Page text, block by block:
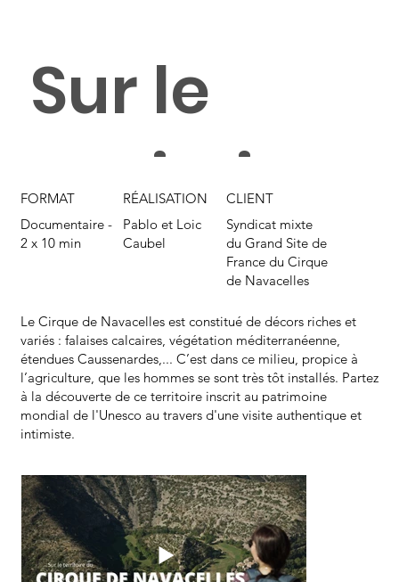
Sur le
territoire
du Cirque
de
Navacell
es.
FORMAT
Documentaire -
2 x 10 min
RÉALISATION
Pablo et Loic
Caubel
CLIENT
Syndicat mixte
du Grand Site de
France du Cirque
de Navacelles
Le Cirque de Navacelles est constitué de décors riches et
variés : falaises calcaires, végétation méditerranéenne,
étendues Caussenardes,... C’est dans ce milieu, propice à
l’agriculture, que les hommes se sont très tôt installés. Partez
à la découverte de ce territoire inscrit au patrimoine
mondial de l'Unesco au travers d'une visite authentique et
intimiste.​